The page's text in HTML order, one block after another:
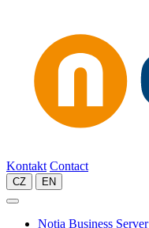
Kontakt Contact
CZ EN
Notia Business Server